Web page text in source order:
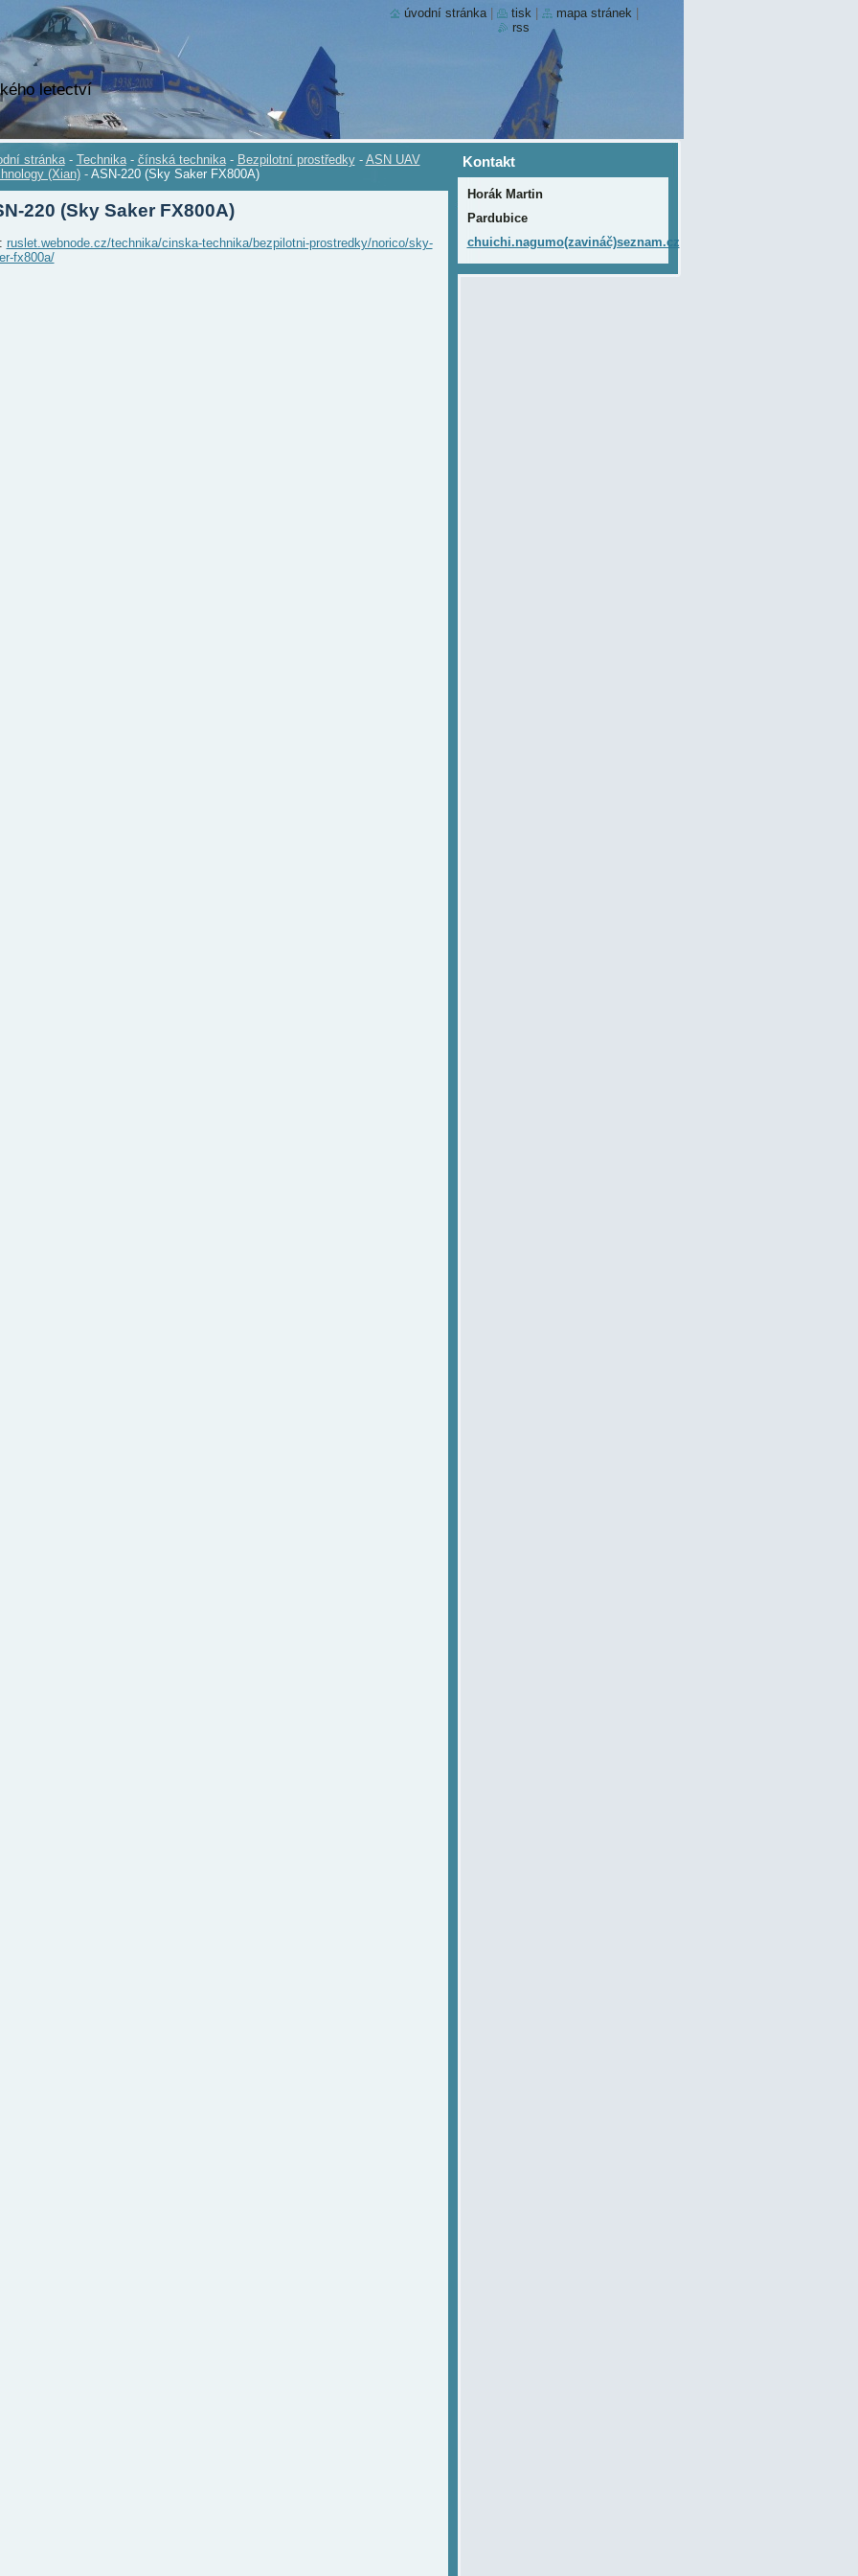
letectví
stránka - Technika - čínská technika - Bezpilotní prostředky - ASN UAV
(Xian) - ASN-220 (Sky Saker FX800A)
220 (Sky Saker FX800A)
ruslet.webnode.cz/technika/cinska-technika/bezpilotni-prostredky/norico/sky-
fx800a/
Kontakt
Horák Martin
Pardubice
chuichi.nagumo(zavináč)seznam.cz
úvodní stránka tisk mapa stránek
rss